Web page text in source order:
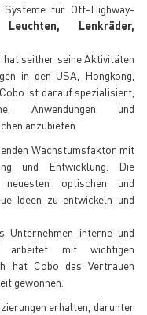
für Off-Highway-
Leuchten, Lenkräder,
hat seither seine Aktivitäten
in den USA, Hongkong,
ist darauf spezialisiert,
Anwendungen und
anzubieten.
Wachstumsfaktor mit
und Entwicklung. Die
optischen und
Ideen zu entwickeln und
interne und
mit wichtigen
hat Cobo das Vertrauen
gewonnen.
erhalten, darunter